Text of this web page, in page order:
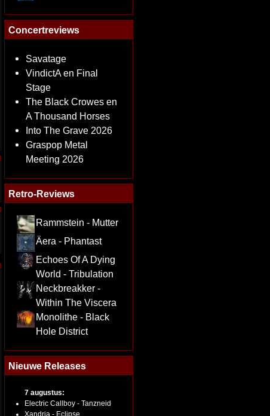
Concertreviews
Savatage
VindictA en Final
Stage
The Black Crowes en
A Thousand Horses
Into The Grave 2026
Graspop Metal
Meeting 2026
Retro-Reviews
Rammstein - Mutter
Äera - Phantast
Echoes Of A Dying
World - Tribulation
Neckbreakker -
Within The Viscera
Monolithe - Black
Hole District
Nieuwe Releases
7 augustus:
Electric Callboy - Tanzneid
Xandria - Eclipse